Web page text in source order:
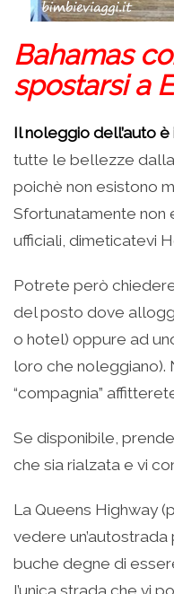
Bahamas
spostarsi a
Il noleggio dell’auto
tutte le bellezze dalla
poichè non esistono
Sfortunatamente non
ufficiali, dimeticatevi
Potrete però
del posto dove
o hotel) oppure ad
loro che noleggiano).
“compagnia”
Se disponibile,
che sia rialzata e vi
La Queens Highway
vedere
buche degne di
l’unica strada che vi